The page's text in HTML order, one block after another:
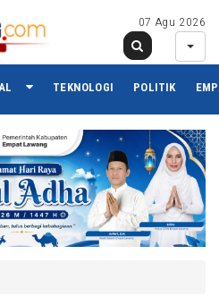
07 Agu 2026
TEKNOLOGI POLITIK